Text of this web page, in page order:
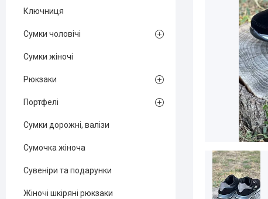
Ключниця
Сумки чоловічі
Сумки жіночі
Рюкзаки
Портфелі
Сумки дорожні, валізи
Сумочка жіноча
Сувеніри та подарунки
Жіночі шкіряні рюкзаки